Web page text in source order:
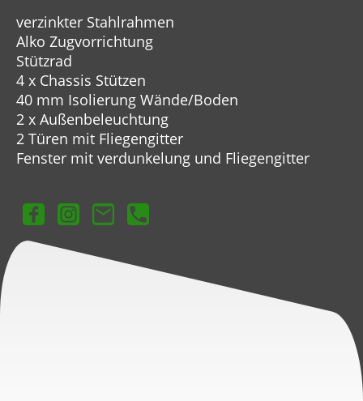
verzinkter Stahlrahmen
Alko Zugvorrichtung
Stützrad
4 x Chassis Stützen
40 mm Isolierung Wände/Boden
2 x Außenbeleuchtung
2 Türen mit Fliegengitter
Fenster mit verdunkelung und Fliegengitter